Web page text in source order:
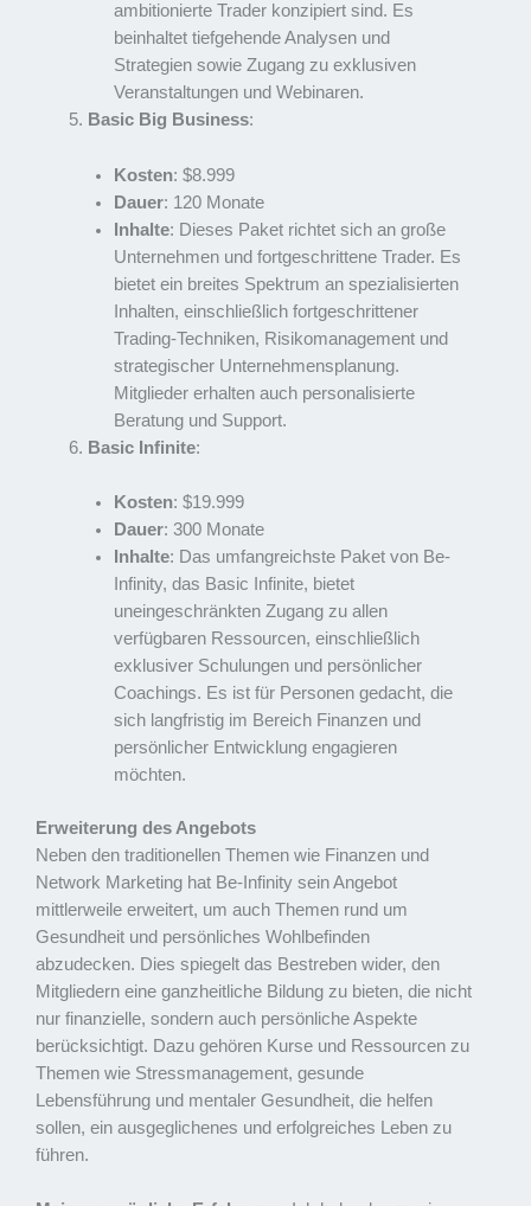
ambitionierte Trader konzipiert sind. Es
beinhaltet tiefgehende Analysen und
Strategien sowie Zugang zu exklusiven
Veranstaltungen und Webinaren.
Basic Big Business:
Kosten: $8.999
Dauer: 120 Monate
Inhalte: Dieses Paket richtet sich an große
Unternehmen und fortgeschrittene Trader. Es
bietet ein breites Spektrum an spezialisierten
Inhalten, einschließlich fortgeschrittener
Trading-Techniken, Risikomanagement und
strategischer Unternehmensplanung.
Mitglieder erhalten auch personalisierte
Beratung und Support.
Basic Infinite:
Kosten: $19.999
Dauer: 300 Monate
Inhalte: Das umfangreichste Paket von Be-
Infinity, das Basic Infinite, bietet
uneingeschränkten Zugang zu allen
verfügbaren Ressourcen, einschließlich
exklusiver Schulungen und persönlicher
Coachings. Es ist für Personen gedacht, die
sich langfristig im Bereich Finanzen und
persönlicher Entwicklung engagieren
möchten.
Erweiterung des Angebots
Neben den traditionellen Themen wie Finanzen und
Network Marketing hat Be-Infinity sein Angebot
mittlerweile erweitert, um auch Themen rund um
Gesundheit und persönliches Wohlbefinden
abzudecken. Dies spiegelt das Bestreben wider, den
Mitgliedern eine ganzheitliche Bildung zu bieten, die nicht
nur finanzielle, sondern auch persönliche Aspekte
berücksichtigt. Dazu gehören Kurse und Ressourcen zu
Themen wie Stressmanagement, gesunde
Lebensführung und mentaler Gesundheit, die helfen
sollen, ein ausgeglichenes und erfolgreiches Leben zu
führen.